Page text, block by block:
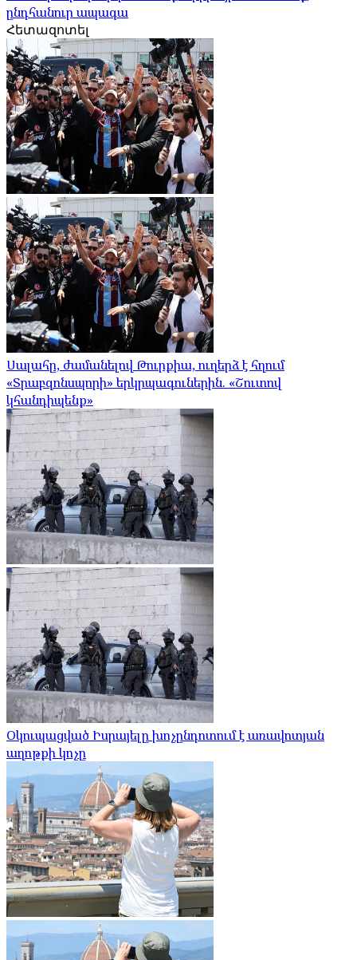
ընդհանուր ապագա
Հետազոտել
Սալահը, ժամանելով Թուրքիա, ուղերձ է հղում
«Տրաբզոնսպորի» երկրպագուներին. «Շուտով
կհանդիպենք»
Օկուպացված Իսրայելը խոչընդոտում է առավոտյան
աղոթքի կոչը